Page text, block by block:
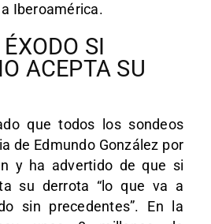
Iberoamérica.
SI
ACEPTA SU
que todos los sondeos
de Edmundo González por
y ha advertido de que si
su derrota “lo que va a
sin precedentes”. En la